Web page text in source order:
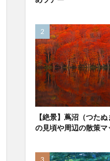
【絶景】蔦沼（つた
の見頃や周辺の散策マ